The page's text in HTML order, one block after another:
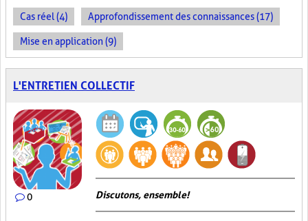
Cas réel (4) Approfondissement des connaissances (17)
Mise en application (9)
L'ENTRETIEN COLLECTIF
0 Discutons, ensemble!